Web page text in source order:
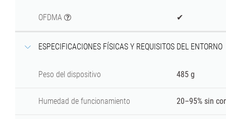
OFDMA ✔
ESPECIFICACIONES FÍSICAS Y REQUISITOS DEL ENTORNO
Peso del dispositivo 485 g
Humedad de funcionamiento 20–95% sin